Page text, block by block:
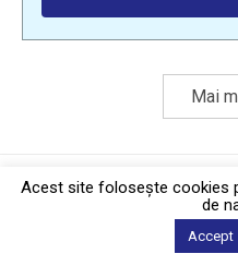
Mai
Politica de
2026
Acest site foloseşte cookies
de
Accept